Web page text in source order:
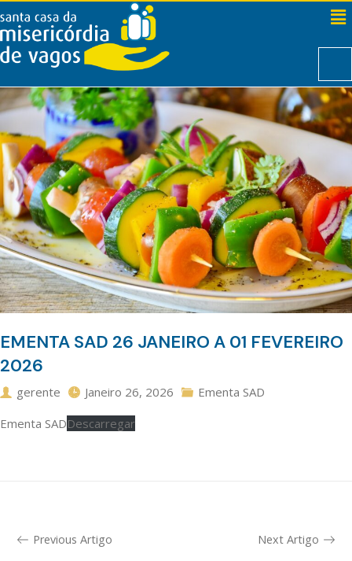
EMENTA SAD 26 JANEIRO A 01 FEVEREIRO
2026
gerente Janeiro 26, 2026
Ementa SAD
Ementa SADDescarregar
Previous Artigo Next Artigo